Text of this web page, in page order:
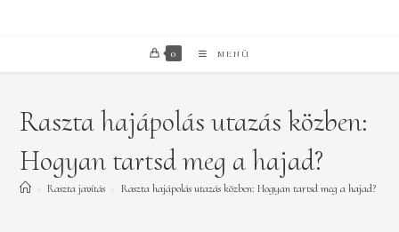
0 MENÜ
Raszta hajápolás utazás közben:
Hogyan tartsd meg a hajad?
> Raszta javítás > Raszta hajápolás utazás közben: Hogyan tartsd meg a hajad?